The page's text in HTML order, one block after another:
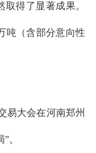
得了显著成果。
吨（含部分意向性
大会在河南郑州
。